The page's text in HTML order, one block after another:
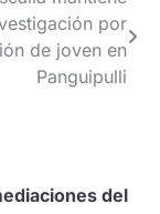
por
de joven en
Panguipulli
del